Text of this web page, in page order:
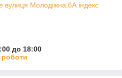
Молодіжна,6А індекс
до 18:00
роботи